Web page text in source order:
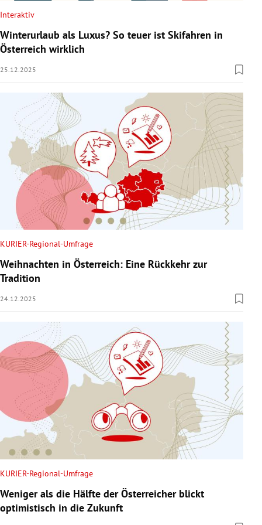
Interaktiv
Winterurlaub als Luxus? So teuer ist Skifahren in
Österreich wirklich
25.12.2025
KURIER-Regional-Umfrage
Weihnachten in Österreich: Eine Rückkehr zur
Tradition
24.12.2025
KURIER-Regional-Umfrage
Weniger als die Hälfte der Österreicher blickt
optimistisch in die Zukunft